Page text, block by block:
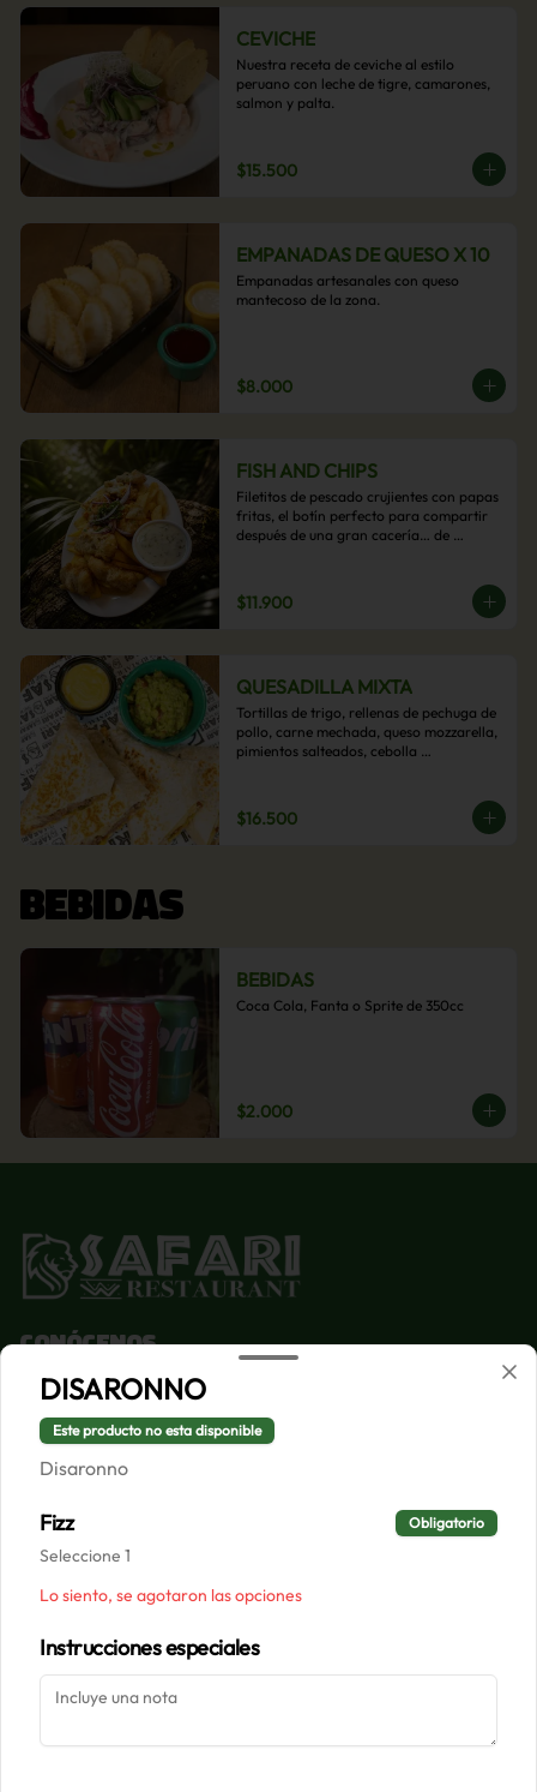
CEVICHE
Nuestra receta de ceviche al estilo
peruano con leche de tigre, camarones,
salmon y palta.
$15.500
EMPANADAS DE QUESO X 10
Empanadas artesanales con queso
mantecoso de la zona.
$8.000
FISH AND CHIPS
Filetitos de pescado crujientes con papas
fritas, el botín perfecto para compartir
después de una gran cacería… de
$11.900
QUESADILLA MIXTA
Tortillas de trigo, rellenas de pechuga de
pollo, carne mechada, queso mozzarella,
pimientos salteados, cebolla
$16.500
BEBIDAS
BEBIDAS
Coca Cola, Fanta o Sprite de 350cc
$2.000
Conócenos
Despacho
Términos y condiciones
Política de privacidad
Redes sociales
Instagram
Facebook
Mi cuenta
Iniciar sesión
DISARONNO
Este producto no esta disponible
Disaronno
Fizz Obligatorio
Seleccione 1
Lo siento, se agotaron las opciones
Instrucciones especiales